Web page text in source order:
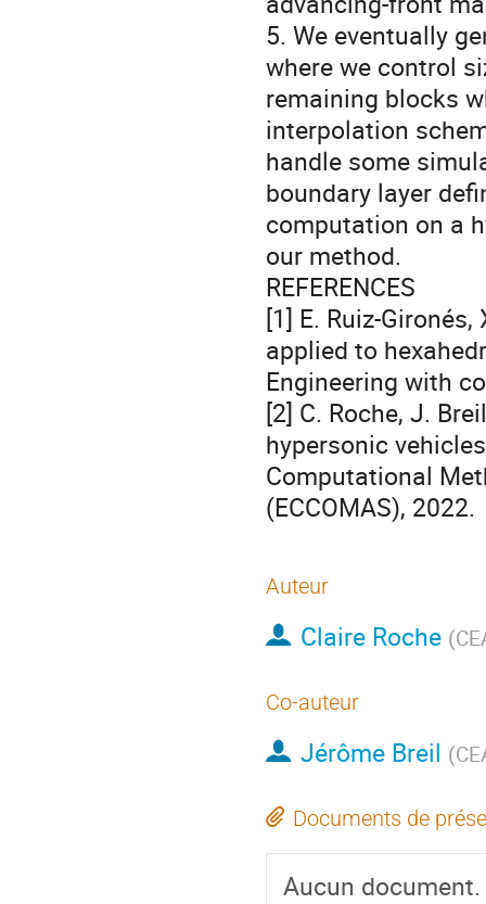
5. We eventually
where we control
remaining blocks
interpolation
handle some
boundary layer
computation on a
our method.
REFERENCES
[1] E. Ruiz-
applied to
Engineering with
[2] C. Roche, J.
hypersonic
Computational
(ECCOMAS), 2022.
Auteur
Claire Roche (
Co-auteur
Jérôme Breil (
Documents de
Aucun document.